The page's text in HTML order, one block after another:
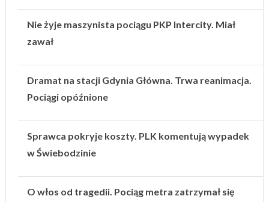
Nie żyje maszynista pociągu PKP Intercity. Miał
zawał
Dramat na stacji Gdynia Główna. Trwa reanimacja.
Pociągi opóźnione
Sprawca pokryje koszty. PLK komentują wypadek
w Świebodzinie
O włos od tragedii. Pociąg metra zatrzymał się